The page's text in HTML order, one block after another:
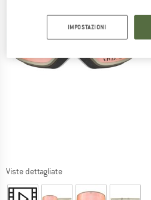
Viste dettagliate
IMPOSTAZIONI